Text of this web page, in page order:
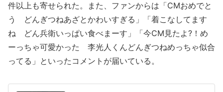
件以上も寄せられた。また、ファンからは「CMおめでと
う どんぎつねあざとかわいすぎる」「着こなしてます
ね どん兵衛いっぱい食べまーす」「今CM見たよ?！め
ーっちゃ可愛かった 李光人くんどんぎつねめっちゃ似合
ってる」といったコメントが届いている。